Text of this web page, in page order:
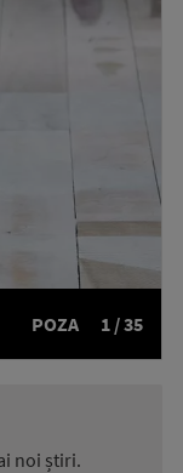
POZA 1 / 35
noi știri.